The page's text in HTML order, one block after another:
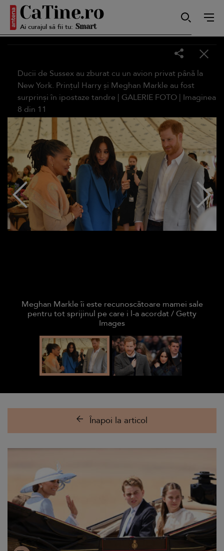
Ai curajul să fii tu: Smart
Sensibilă
Puternică
Ducii de Sussex au zburat cu un avion privat până la
New York. Prințul Harry și Meghan Markle au fost
surprinși în ipostaze tandre | GALERIE FOTO | Imaginea
8 din 11
Meghan Markle îi este recunoscătoare mamei sale
pentru tot sprijinul pe care i l-a acordat / Getty
Images
Înapoi la articol